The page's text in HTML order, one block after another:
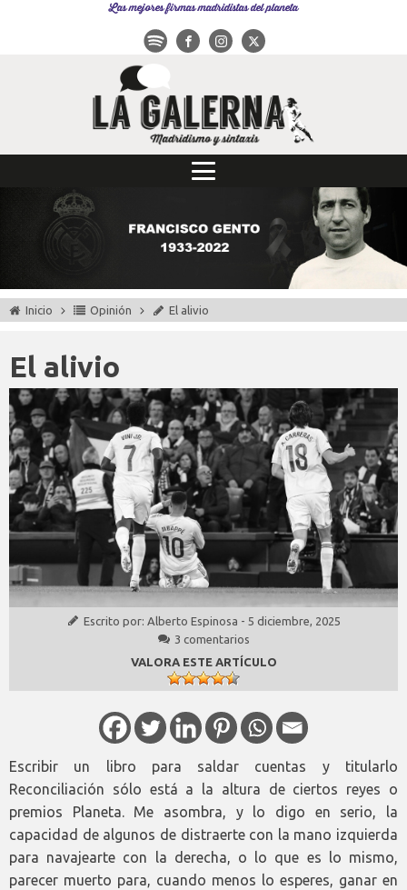
Las mejores firmas madridistas del planeta
Inicio Opinión El alivio
El alivio
Escrito por: Alberto Espinosa - 5 diciembre, 2025
3 comentarios
VALORA ESTE ARTÍCULO
Escribir un libro para saldar cuentas y titularlo
Reconciliación sólo está a la altura de ciertos reyes o
premios Planeta. Me asombra, y lo digo en serio, la
capacidad de algunos de distraerte con la mano izquierda
para navajearte con la derecha, o lo que es lo mismo,
parecer muerto para, cuando menos lo esperes, ganar en